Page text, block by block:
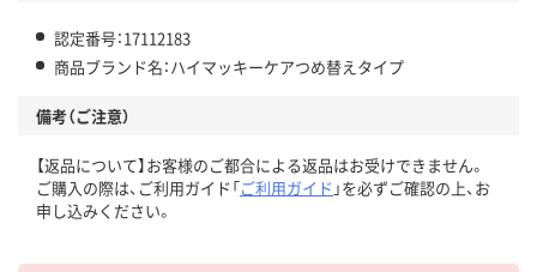
認定番号：17112183
商品ブランド名：ハイマッキーケアつめ替えタイプ
備考（ご注意）
【返品について】お客様のご都合による返品はお受けできません。
ご購入の際は、ご利用ガイド「ご利用ガイド 」を必ずご確認の上、お
申し込みください。